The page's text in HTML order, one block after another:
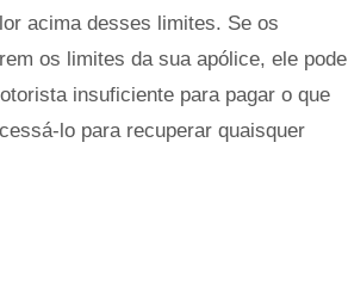
acima desses limites. Se os
os limites da sua apólice, ele pode
insuficiente para pagar o que
lo para recuperar quaisquer